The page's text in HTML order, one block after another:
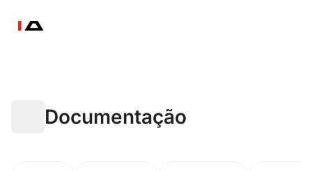
Documentação